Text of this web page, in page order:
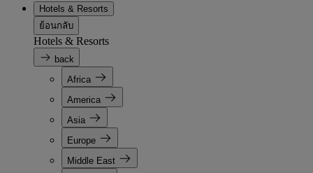
Hotels & Resorts
ย้อนกลับ
Hotels & Resorts
back
Africa
America
Asia
Europe
Middle East